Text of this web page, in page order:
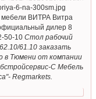
мебели ВИТРА Витра
дилер 8
50-10Стол рабочий
61.10 заказать
в Тюмени от компании
С Мебель
Regmarkets.